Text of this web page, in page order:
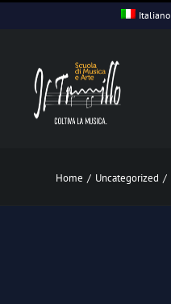
Skip
Italiano
Home / Uncategorized /